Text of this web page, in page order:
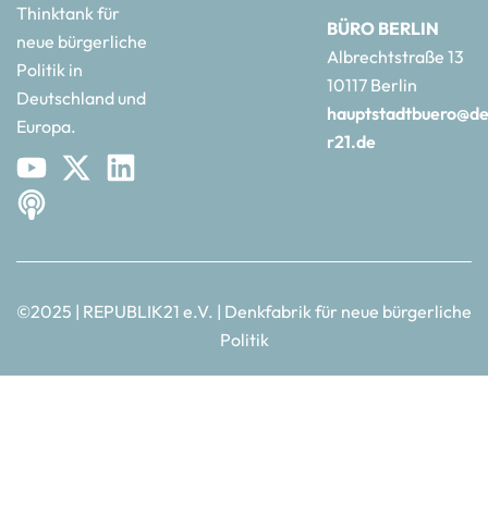
Thinktank für
neue bürgerliche
Politik in
Deutschland und
Europa.
BÜRO BERLIN
Albrechtstraße 13
10117 Berlin
r21.de
©2025 | REPUBLIK21 e.V. | Denkfabrik für neue bürgerliche
Politik